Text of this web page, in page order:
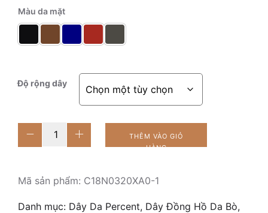
Màu da mặt
Độ rộng dây
Alessio-
số
THÊM VÀO GIỎ
HÀNG
Mã sản phẩm: C18N0320XA0-1
Danh mục: Dây Da Percent, Dây Đồng Hồ Da Bò,